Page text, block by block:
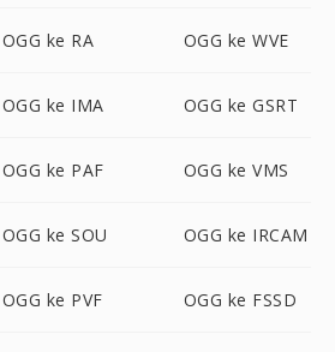
OGG ke RA OGG ke WVE
OGG ke IMA OGG ke GSRT
OGG ke PAF OGG ke VMS
OGG ke SOU OGG ke IRCAM
OGG ke PVF OGG ke FSSD